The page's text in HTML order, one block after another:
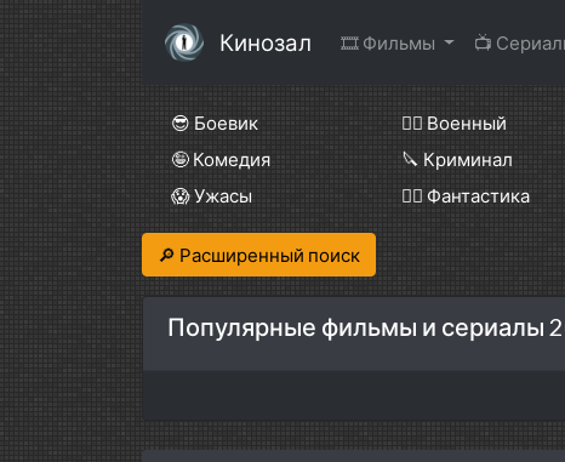
Кинозал 🎞 Фильмы 📺
😎 Боевик 👨‍✈️ Военный
🤪 Комедия
🔪 Криминал
😱 Ужасы
🧙‍♀️ Фантастика
🔎 Расширенный поиск
Популярные фильмы и сериалы